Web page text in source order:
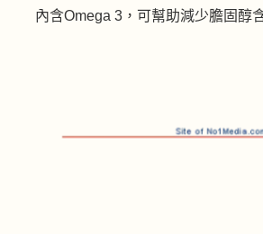
內含Omega 3，可幫助減少膽固醇